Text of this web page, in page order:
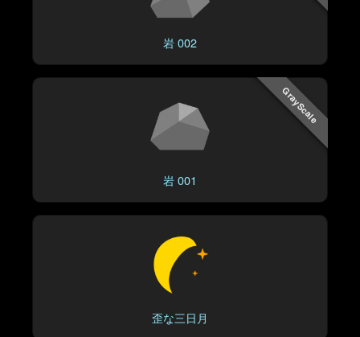
岩 002
GrayScale
岩 001
歪な三日月